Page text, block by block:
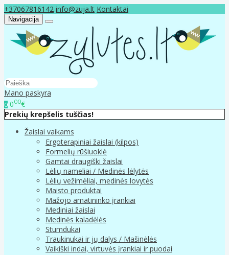
+37067816142 info@zuja.lt Kontaktai
Navigacija
Mano paskyra
0 000€
Prekių krepšelis tuščias!
Žaislai vaikams
Ergoterapiniai žaislai (kilpos)
Formelių rūšiuoklė
Gamtai draugiški žaislai
Lėlių nameliai / Medinės lėlytės
Lėlių vežimėliai, medinės lovytės
Maisto produktai
Mažojo amatininko įrankiai
Mediniai žaislai
Medinės kaladėlės
Stumdukai
Traukinukai ir jų dalys / Mašinėlės
Vaikiški indai, virtuvės įrankiai ir puodai